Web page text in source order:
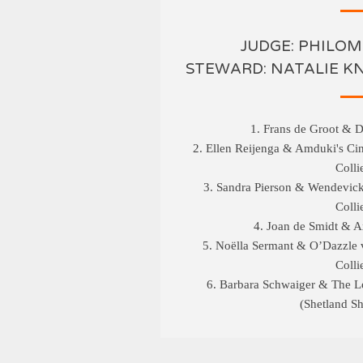
JUDGE:
STEWARD: NATALIE
1. Frans de Groot &
2. Ellen Reijenga & Amduki's
3. Sandra Pierson &
4. Joan de Smidt &
5. Noëlla Sermant &
6. Barbara Schwaiger & The
(Shetland